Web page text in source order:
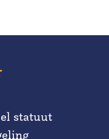
statuut